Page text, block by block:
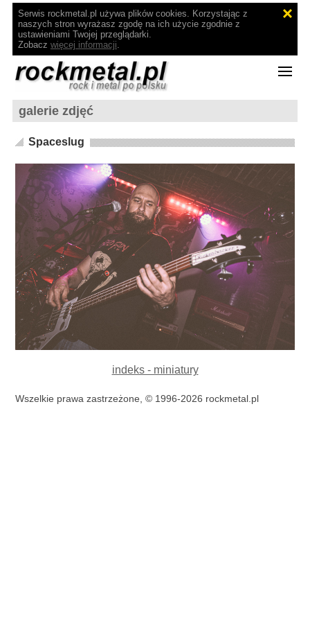
Serwis rockmetal.pl używa plików cookies. Korzystając z
naszych stron wyrażasz zgodę na ich użycie zgodnie z
ustawieniami Twojej przeglądarki.
Zobacz więcej informacji.
galerie zdjęć
Spaceslug
indeks - miniatury
Wszelkie prawa zastrzeżone, © 1996-2026 rockmetal.pl